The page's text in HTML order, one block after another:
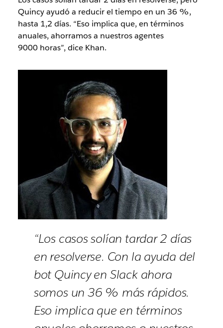
Quincy ayudó a reducir el tiempo en un 36 %,
hasta 1,2 días. “Eso implica que, en términos
anuales, ahorramos a nuestros agentes
9000 horas”, dice Khan.
“Los casos solían tardar 2 días
en resolverse. Con la ayuda del
bot Quincy en Slack ahora
somos un 36 % más rápidos.
Eso implica que en términos